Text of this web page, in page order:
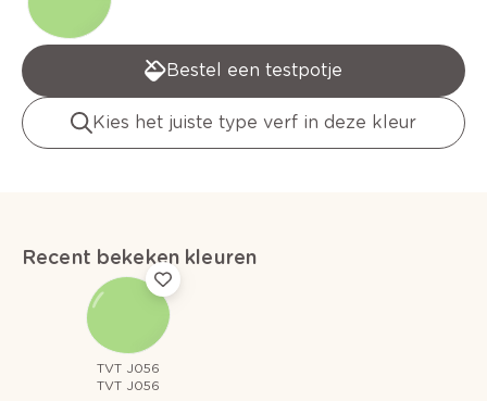
Bestel een testpotje
Kies het juiste type verf in deze kleur
Recent bekeken kleuren
TVT J056
TVT J056